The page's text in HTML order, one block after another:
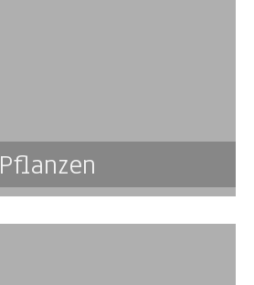
Pflanzen